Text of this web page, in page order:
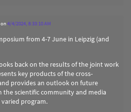
4/4/2024, 8:33:10 AM
from 4-7 June in Leipzig (and
back on the results of the joint work
key products of the cross-
provides an outlook on future
scientific community and media
program.